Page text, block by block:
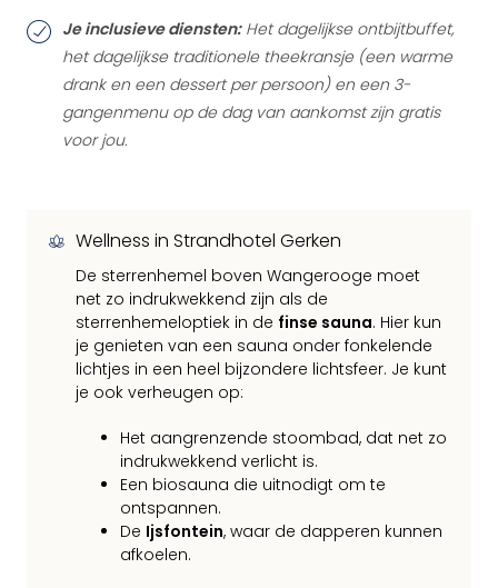
Je inclusieve diensten:Het dagelijkse ontbijtbuffet,
het dagelijkse traditionele theekransje (een warme
drank en een dessert per persoon) en een 3-
gangenmenu op de dag van aankomst zijn gratis
voor jou.
Wellness in Strandhotel Gerken
De sterrenhemel boven Wangerooge moet
net zo indrukwekkend zijn als de
sterrenhemeloptiek in de finse sauna. Hier kun
je genieten van een sauna onder fonkelende
lichtjes in een heel bijzondere lichtsfeer. Je kunt
je ook verheugen op:
Het aangrenzende stoombad, dat net zo
indrukwekkend verlicht is.
Een biosauna die uitnodigt om te
ontspannen.
De Ijsfontein, waar de dapperen kunnen
afkoelen.